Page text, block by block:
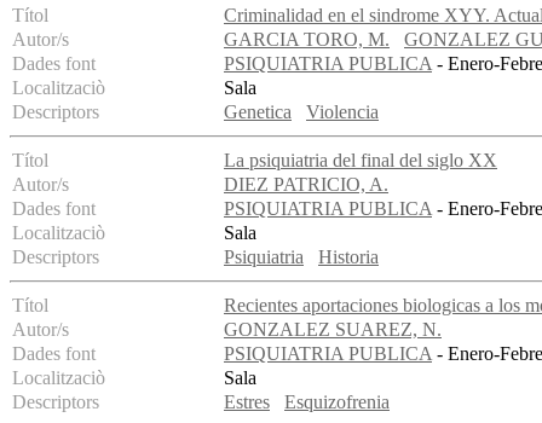
Títol
Criminalidad en el sindrome XYY.
Autor/s
GARCIA TORO, M.
GONZALEZ
Dades font
PSIQUIATRIA PUBLICA- Enero-
Localitzaciò
Sala
Descriptors
Genetica Violencia
Títol
La psiquiatria del final del siglo XX
Autor/s
DIEZ PATRICIO, A.
Dades font
PSIQUIATRIA PUBLICA- Enero-
Localitzaciò
Sala
Descriptors
Psiquiatria Historia
Títol
Recientes aportaciones biologicas a los
Autor/s
GONZALEZ SUAREZ, N.
Dades font
PSIQUIATRIA PUBLICA- Enero-
Localitzaciò
Sala
Descriptors
Estres Esquizofrenia